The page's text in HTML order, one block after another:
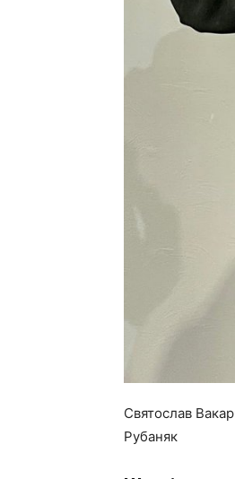
Святослав
Рубаняк